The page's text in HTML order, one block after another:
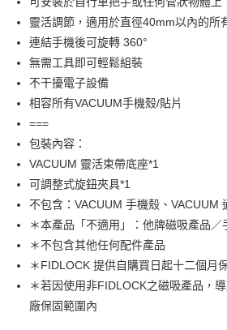
華南商業銀行
彰化商
上海商業儲蓄銀行
台北
國泰世華商業銀行
臺灣中小企業銀行
匯豐（台灣）商業銀行
聯邦商業銀行
元大商業銀行
玉山商業銀行
台新國際商業銀行
台灣樂天信用卡公司
LINE Pay
Apple Pay
街口支付
Google Pay
大哥付你分期
相關說明
【大哥付你分期使用說明】
1.本服務由台灣大哥大提供，台灣大哥大用戶可
2.付款方式選擇「大哥付你分期」，訂單成立後
流程，驗證手機門號後，選擇欲分期的期數、
成交易。
3.實際核准額度、可分期數及費用金額請依後續
AFTEE先享後付
【關於「AFTEE先享後付」】
AFTEE先享後付是「在收到商品之後才付款」
ATM付款
靈活調節，適用於直徑40mm以內的所
連結手機後可旋轉 360°
無需工具即可輕鬆組裝
不干擾電子設備
相容所有VACUUM手機殼/貼片
===
包裝內容：
VACUUM 靈活束帶底座*1
可調整式旋鈕夾具*1
不包含：VACUUM 手機殼、VACUUM
＊本產品「不適用」：他牌磁吸產品
＊不包含其他任何配件產品
＊FIDLOCK 提供自購買日起十二個月
＊若因使用非FIDLOCK之磁吸產品，
廠保固範圍內